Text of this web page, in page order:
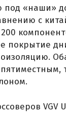
«наши»
с
покрытие
VGV